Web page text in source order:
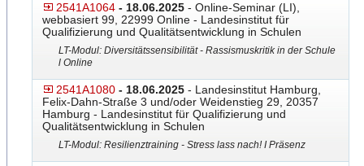
2541A1064 - 18.06.2025 - Online-Seminar (LI),
webbasiert 99, 22999 Online - Landesinstitut für
Qualifizierung und Qualitätsentwicklung in Schulen
LT-Modul: Diversitätssensibilität - Rassismuskritik in der Schule
l Online
2541A1080 - 18.06.2025 - Landesinstitut Hamburg,
Felix-Dahn-Straße 3 und/oder Weidenstieg 29, 20357
Hamburg - Landesinstitut für Qualifizierung und
Qualitätsentwicklung in Schulen
LT-Modul: Resilienztraining - Stress lass nach! I Präsenz